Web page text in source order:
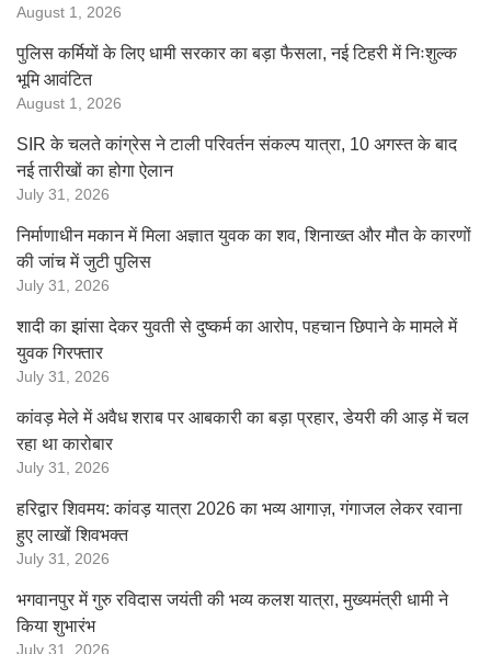
August 1, 2026
पुलिस कर्मियों के लिए धामी सरकार का बड़ा फैसला, नई टिहरी में निःशुल्क
भूमि आवंटित
August 1, 2026
SIR के चलते कांग्रेस ने टाली परिवर्तन संकल्प यात्रा, 10 अगस्त के बाद
नई तारीखों का होगा ऐलान
July 31, 2026
निर्माणाधीन मकान में मिला अज्ञात युवक का शव, शिनाख्त और मौत के कारणों
की जांच में जुटी पुलिस
July 31, 2026
शादी का झांसा देकर युवती से दुष्कर्म का आरोप, पहचान छिपाने के मामले में
युवक गिरफ्तार
July 31, 2026
कांवड़ मेले में अवैध शराब पर आबकारी का बड़ा प्रहार, डेयरी की आड़ में चल
रहा था कारोबार
July 31, 2026
हरिद्वार शिवमय: कांवड़ यात्रा 2026 का भव्य आगाज़, गंगाजल लेकर रवाना
हुए लाखों शिवभक्त
July 31, 2026
भगवानपुर में गुरु रविदास जयंती की भव्य कलश यात्रा, मुख्यमंत्री धामी ने
किया शुभारंभ
July 31, 2026